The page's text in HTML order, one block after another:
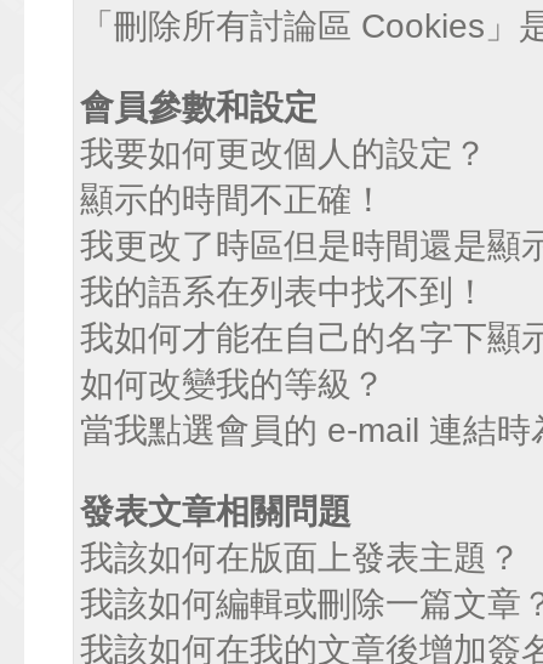
「刪除所有討論區 Cookies」
會員參數和設定
我要如何更改個人的設定？
顯示的時間不正確！
我更改了時區但是時間還是顯
我的語系在列表中找不到！
我如何才能在自己的名字下顯
如何改變我的等級？
當我點選會員的 e-mail 連結
發表文章相關問題
我該如何在版面上發表主題？
我該如何編輯或刪除一篇文章
我該如何在我的文章後增加簽